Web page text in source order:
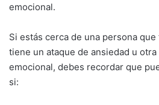
emocional.
Si estás cerca de una persona
tiene un ataque de ansiedad u
emocional, debes recordar que
si: